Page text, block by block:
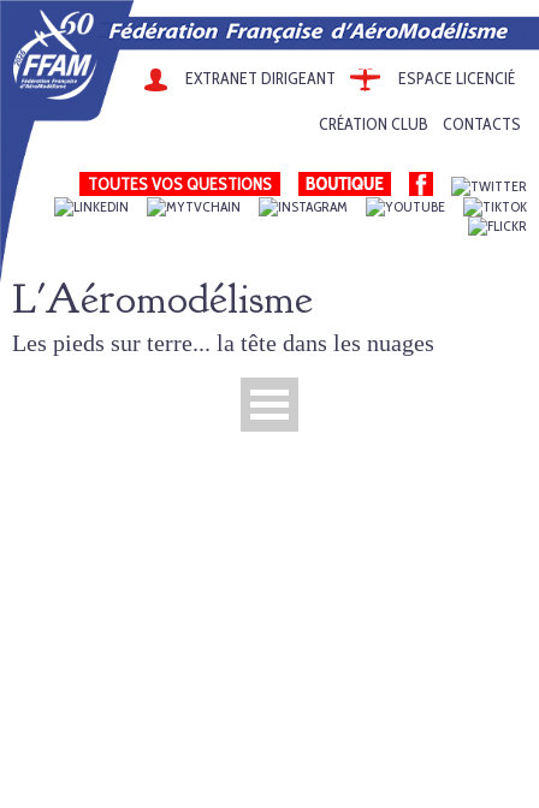
EXTRANET DIRIGEANT ESPACE LICENCIÉ
CRÉATION CLUB CONTACTS
TOUTES VOS QUESTIONS
L'Aéromodélisme
Les pieds sur terre... la tête dans les nuages